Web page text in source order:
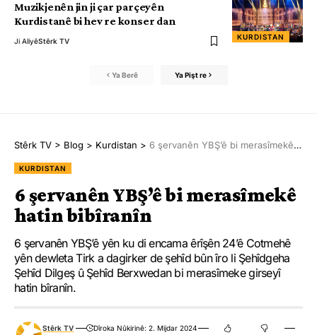
KURDISTAN
Muzikjenên jin ji çar parçeyên
Kurdistanê bi hev re konser dan
Ji AliyêStêrk TV
Ya Berê Ya Pişt re
Stêrk TV > Blog > Kurdistan > 6 şervanên YBŞ’ê bi merasîmekê hatin bibîranîn
KURDISTAN
6 şervanên YBŞ’ê bi merasîmekê
hatin bibîranîn
6 şervanên YBŞ’ê yên ku di encama êrîşên 24’ê Cotmehê
yên dewleta Tirk a dagirker de şehîd bûn îro li Şehîdgeha
Şehîd Dilgeş û Şehîd Berxwedan bi merasîmeke girseyî
hatin bîranîn.
Stêrk TV
Dîroka Nûkirinê: 2. Mijdar 2024